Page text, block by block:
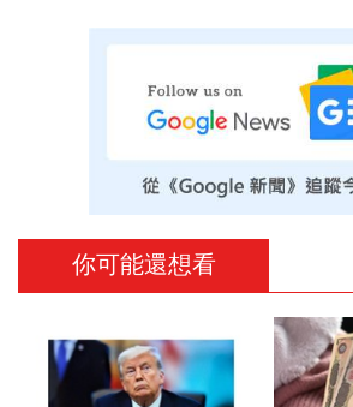
你可能還想看